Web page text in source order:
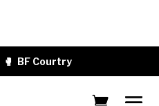
🥊 BF Courtry